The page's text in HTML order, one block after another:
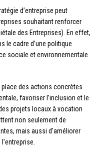
d’entreprise peut
souhaitant renforcer
des Entreprises). En effet,
le cadre d’une politique
sociale et environnementale
des actions concrètes
favoriser l’inclusion et le
projets locaux à vocation
non seulement de
mais aussi d’améliorer